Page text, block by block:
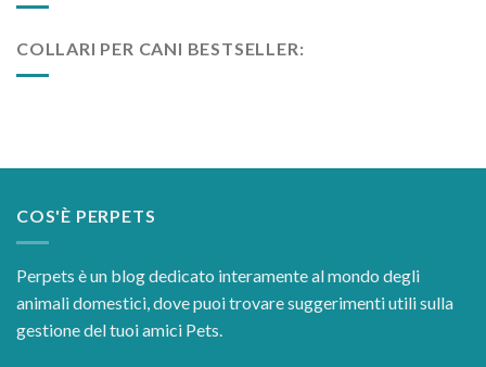
COLLARI PER CANI BESTSELLER:
COS'È PERPETS
Perpets è un blog dedicato interamente al mondo degli
animali domestici, dove puoi trovare suggerimenti utili sulla
gestione del tuoi amici Pets.